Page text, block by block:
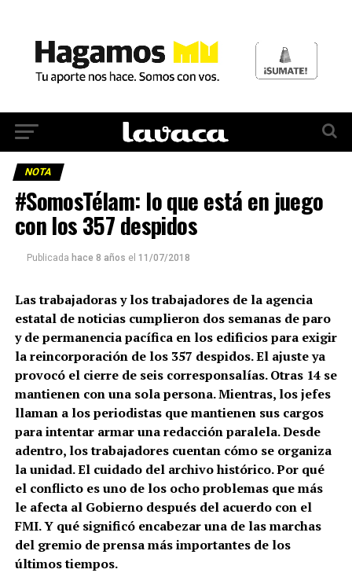
NOTA
#SomosTélam: lo que está en juego
con los 357 despidos
Publicada hace 8 años el 11/07/2018
Las trabajadoras y los trabajadores de la agencia
estatal de noticias cumplieron dos semanas de paro
y de permanencia pacífica en los edificios para exigir
la reincorporación de los 357 despidos. El ajuste ya
provocó el cierre de seis corresponsalías. Otras 14 se
mantienen con una sola persona. Mientras, los jefes
llaman a los periodistas que mantienen sus cargos
para intentar armar una redacción paralela. Desde
adentro, los trabajadores cuentan cómo se organiza
la unidad. El cuidado del archivo histórico. Por qué
el conflicto es uno de los ocho problemas que más
le afecta al Gobierno después del acuerdo con el
FMI. Y qué significó encabezar una de las marchas
del gremio de prensa más importantes de los
últimos tiempos.